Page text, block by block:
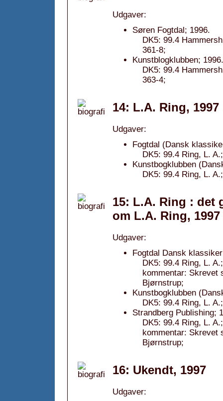
Udgaver:
Søren Fogtdal; 1996.
DK5: 99.4
361-8;
Kunstblogklubben; 1996.
DK5: 99.4
363-4;
14: L.A. Ring, 1997
Udgaver:
Fogtdal (Dansk
DK5: 99.4 Ring, L.
Kunstbogklubben
DK5: 99.4 Ring, L.
15: L.A. Ring : det
om L.A. Ring, 1997
Udgaver:
Fogtdal Dansk
DK5: 99.4 Ring, L.
kommentar: Skrevet
Bjørnstrup;
Kunstbogklubben
DK5: 99.4 Ring, L.
Strandberg Publishing;
DK5: 99.4 Ring, L.
kommentar: Skrevet
Bjørnstrup;
16: Ukendt, 1997
Udgaver: